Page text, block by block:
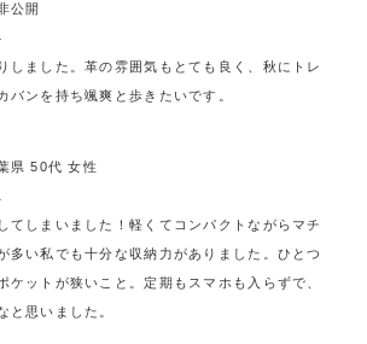
公開
しました。革の雰囲気もとても良く、秋にトレ
バンを持ち颯爽と歩きたいです。
県 50代 女性
てしまいました！軽くてコンパクトながらマチ
多い私でも十分な収納力がありました。ひとつ
ケットが狭いこと。定期もスマホも入らずで、
と思いました。